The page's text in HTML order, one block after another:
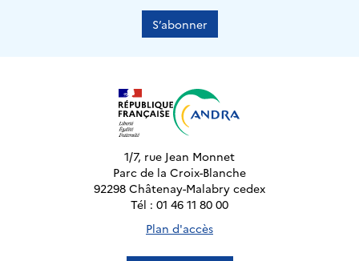
S’abonner
1/7, rue Jean Monnet
Parc de la Croix-Blanche
92298 Châtenay-Malabry cedex
Tél : 01 46 11 80 00
Plan d'accès